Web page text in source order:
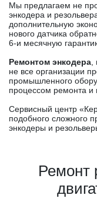
Мы предлагаем не
энкодера и
дополнительную
нового датчика
6-и месячную
Ремонтом энкодера
не все организации
промышленного
процессом ремонта и
Сервисный центр
подобного сложного
энкодеры и
Ремонт